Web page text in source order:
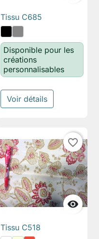
Tissu C685
Disponible pour les
créations
personnalisables
Voir détails

favorite_border
Tissu C518